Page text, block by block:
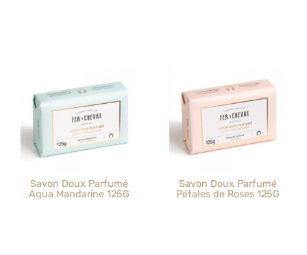
Savon Doux Parfumé
Aqua Mandarine 125G
Savon Doux Parfumé
Pétales de Roses 125G